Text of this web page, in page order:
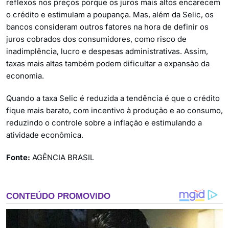
reflexos nos preços porque os juros mais altos encarecem
o crédito e estimulam a poupança. Mas, além da Selic, os
bancos consideram outros fatores na hora de definir os
juros cobrados dos consumidores, como risco de
inadimplência, lucro e despesas administrativas. Assim,
taxas mais altas também podem dificultar a expansão da
economia.
Quando a taxa Selic é reduzida a tendência é que o crédito
fique mais barato, com incentivo à produção e ao consumo,
reduzindo o controle sobre a inflação e estimulando a
atividade econômica.
Fonte: AGÊNCIA BRASIL